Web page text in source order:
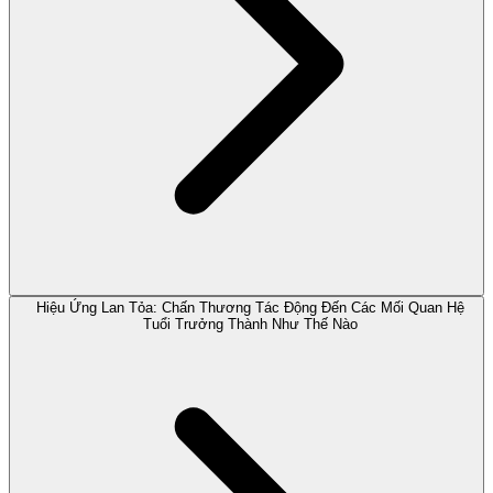
Hiệu Ứng Lan Tỏa: Chấn Thương Tác Động Đến Các Mối Quan Hệ
Tuổi Trưởng Thành Như Thế Nào